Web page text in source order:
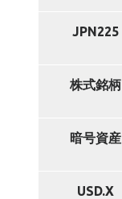
JPN225
株式銘柄
暗号資産
USD.X